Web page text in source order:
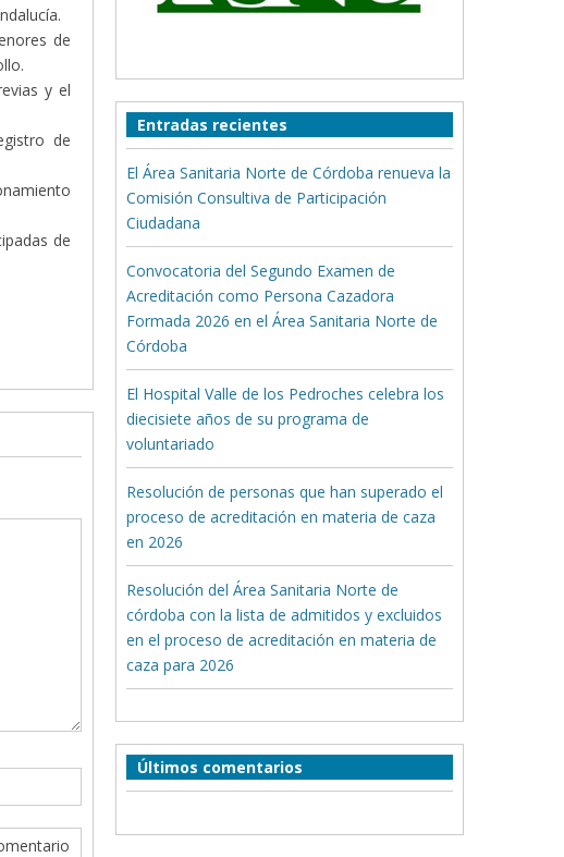
de
y el
de
de
Entradas recientes
El Área Sanitaria Norte de Córdoba renueva la
Comisión Consultiva de Participación
Ciudadana
Convocatoria del Segundo Examen de
Acreditación como Persona Cazadora
Formada 2026 en el Área Sanitaria Norte de
Córdoba
El Hospital Valle de los Pedroches celebra los
diecisiete años de su programa de
voluntariado
Resolución de personas que han superado el
proceso de acreditación en materia de caza
en 2026
Resolución del Área Sanitaria Norte de
córdoba con la lista de admitidos y excluidos
en el proceso de acreditación en materia de
caza para 2026
Últimos comentarios